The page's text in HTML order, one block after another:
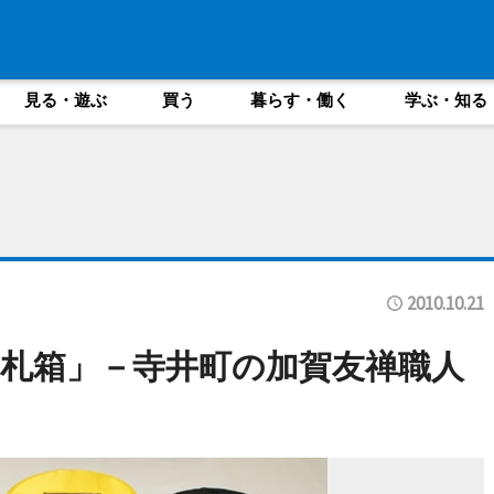
見る・遊ぶ 買う 暮らす・働く 学ぶ・知る
2010.10.21
箱」－寺井町の加賀友禅職人